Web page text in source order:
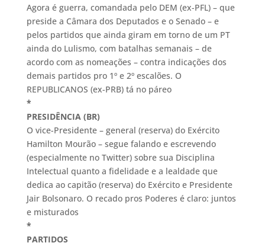
Agora é guerra, comandada pelo DEM (ex-PFL) – que
preside a Câmara dos Deputados e o Senado – e
pelos partidos que ainda giram em torno de um PT
ainda do Lulismo, com batalhas semanais – de
acordo com as nomeações – contra indicações dos
demais partidos pro 1º e 2º escalões. O
REPUBLICANOS (ex-PRB) tá no páreo
*
PRESIDÊNCIA (BR)
O vice-Presidente – general (reserva) do Exército
Hamilton Mourão – segue falando e escrevendo
(especialmente no Twitter) sobre sua Disciplina
Intelectual quanto a fidelidade e a lealdade que
dedica ao capitão (reserva) do Exército e Presidente
Jair Bolsonaro. O recado pros Poderes é claro: juntos
e misturados
*
PARTIDOS